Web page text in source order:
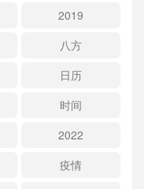
2019
八方
日历
时间
2022
疫情